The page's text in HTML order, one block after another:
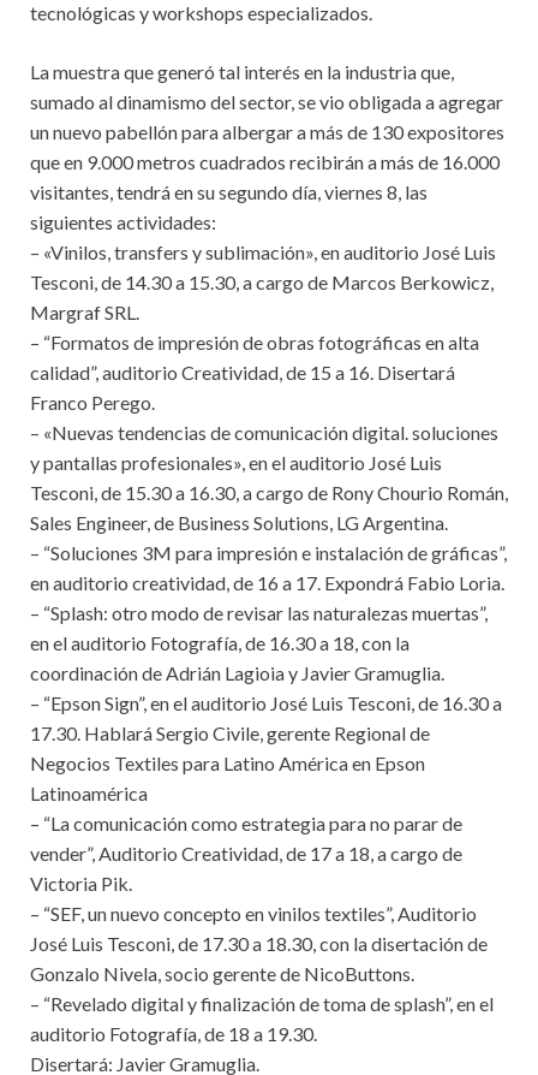
tecnológicas y workshops especializados.
La muestra que generó tal interés en la industria que,
sumado al dinamismo del sector, se vio obligada a agregar
un nuevo pabellón para albergar a más de 130 expositores
que en 9.000 metros cuadrados recibirán a más de 16.000
visitantes, tendrá en su segundo día, viernes 8, las
siguientes actividades:
– «Vinilos, transfers y sublimación», en auditorio José Luis
Tesconi, de 14.30 a 15.30, a cargo de Marcos Berkowicz,
Margraf SRL.
– “Formatos de impresión de obras fotográficas en alta
calidad”, auditorio Creatividad, de 15 a 16. Disertará
Franco Perego.
– «Nuevas tendencias de comunicación digital. soluciones
y pantallas profesionales», en el auditorio José Luis
Tesconi, de 15.30 a 16.30, a cargo de Rony Chourio Román,
Sales Engineer, de Business Solutions, LG Argentina.
– “Soluciones 3M para impresión e instalación de gráficas”,
en auditorio creatividad, de 16 a 17. Expondrá Fabio Loria.
– “Splash: otro modo de revisar las naturalezas muertas”,
en el auditorio Fotografía, de 16.30 a 18, con la
coordinación de Adrián Lagioia y Javier Gramuglia.
– “Epson Sign”, en el auditorio José Luis Tesconi, de 16.30 a
17.30. Hablará Sergio Civile, gerente Regional de
Negocios Textiles para Latino América en Epson
Latinoamérica
– “La comunicación como estrategia para no parar de
vender”, Auditorio Creatividad, de 17 a 18, a cargo de
Victoria Pik.
– “SEF, un nuevo concepto en vinilos textiles”, Auditorio
José Luis Tesconi, de 17.30 a 18.30, con la disertación de
Gonzalo Nivela, socio gerente de NicoButtons.
– “Revelado digital y finalización de toma de splash”, en el
auditorio Fotografía, de 18 a 19.30.
Disertará: Javier Gramuglia.